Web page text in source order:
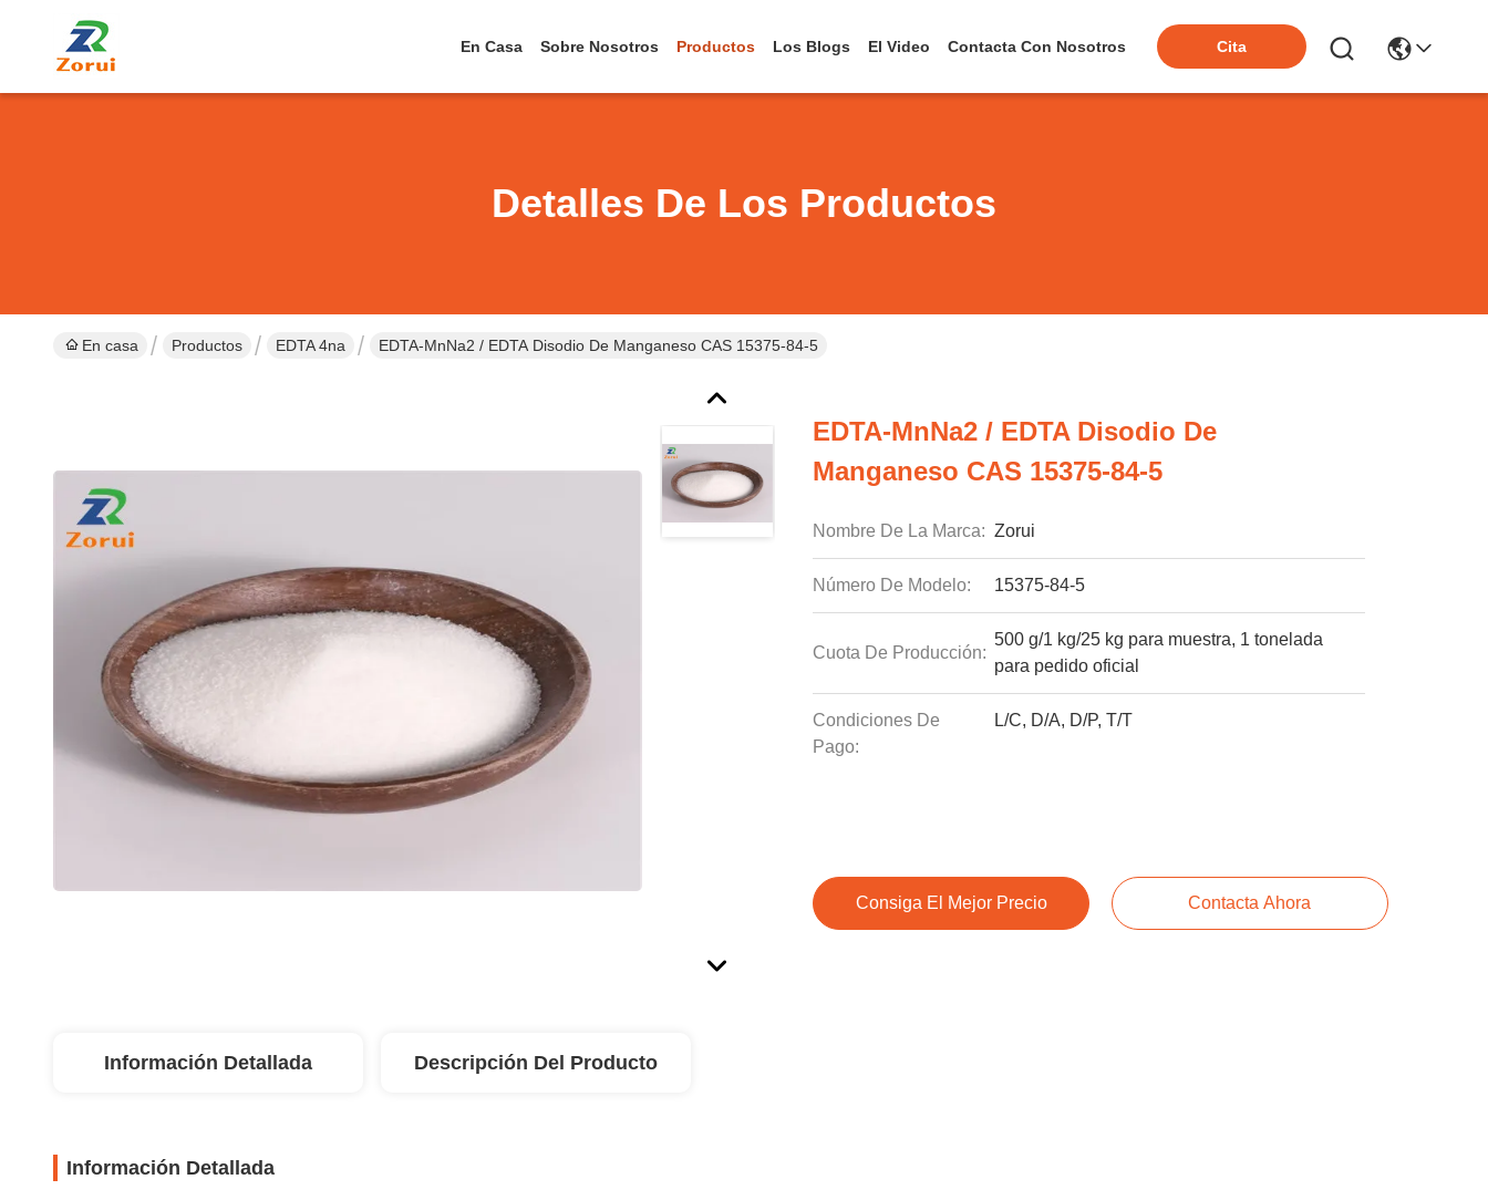
En Casa Sobre Nosotros Productos Los Blogs El Video Contacta Con Nosotros Cita
Detalles De Los Productos
En casa Productos EDTA 4na EDTA-MnNa2 / EDTA Disodio De Manganeso CAS 15375-84-5
EDTA-MnNa2 / EDTA Disodio De
Manganeso CAS 15375-84-5
Nombre De La Marca: Zorui
Número De Modelo: 15375-84-5
Cuota De Producción:
500 g/1 kg/25 kg para muestra, 1 tonelada
para pedido oficial
Condiciones De
Pago:
L/C, D/A, D/P, T/T
Consiga El Mejor Precio Contacta Ahora
Información Detallada Descripción Del Producto
Información Detallada